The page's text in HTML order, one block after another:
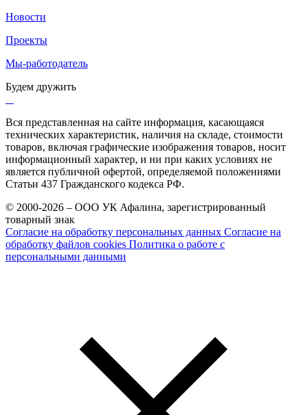
Новости
Проекты
Мы-работодатель
Будем дружить
Вся представленная на сайте информация, касающаяся
технических характеристик, наличия на складе, стоимости
товаров, включая графические изображения товаров, носит
информационный характер, и ни при каких условиях не
является публичной офертой, определяемой положениями
Статьи 437 Гражданского кодекса РФ.
© 2000-2026 – ООО УК Афалина, зарегистрированный
товарный знак
Согласие на обработку персональных данных Согласие на
обработку файлов cookies Политика о работе с
персональными данными